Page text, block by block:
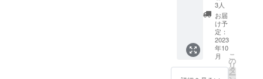
ており
ませ
ん。
当日は
お飲み
になっ
た分だ
けお会
を食べ
られる
お食事
券で
す。 有
効期
限：
2023年
3人
お届
け予
定：
2023
年10
月
こ
の
リ
タ
ー